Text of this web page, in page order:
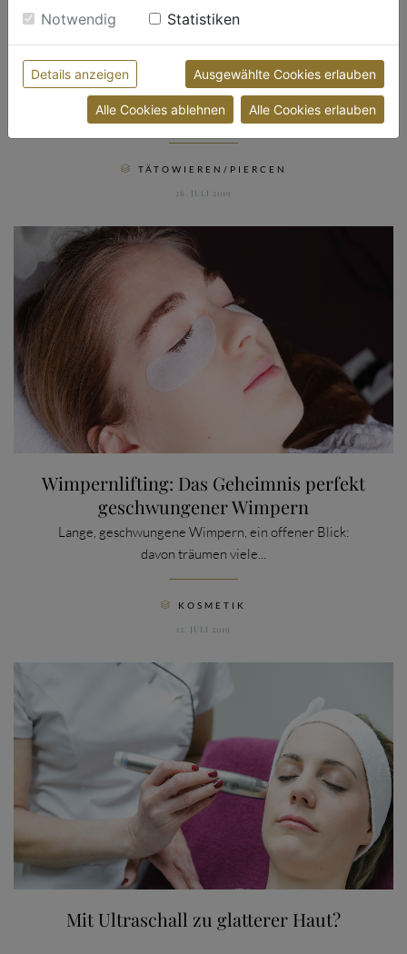
Die beste Jahreszeit für ein Tattoo?
Jederzeit.
Frühling, Sommer, Herbst oder Winter: Der beste
Zeitpunkt, um sich...
 TÄTOWIEREN/PIERCEN
26. JULI 2019
Wimpernlifting: Das Geheimnis perfekt
geschwungener Wimpern
Lange, geschwungene Wimpern, ein offener Blick:
davon träumen viele...
 KOSMETIK
12. JULI 2019
Mit Ultraschall zu glatterer Haut?
sie unsere Webseite weiter nutzen, geben Sie
Einwilligung zu unseren Cookies.
Datenschutzerklärung
bzw. imImpressum
Notwendig Statistiken
Details anzeigen Ausgewählte Cookies erlauben
Alle Cookies ablehnen Alle Cookies erlauben